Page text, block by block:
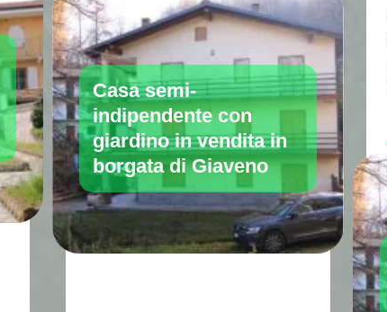
Casa semi-
indipendente con
giardino in vendita in
borgata di Giaveno